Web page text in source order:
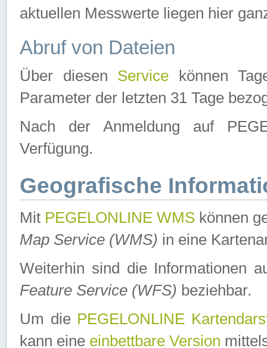
aktuellen Messwerte liegen hier
Abruf von Dateien
Über diesen Service können
Parameter der letzten 31 Tage
Nach der Anmeldung auf
Verfügung.
Geografische
Mit PEGELONLINE WMS können
Map Service (WMS) in eine
Weiterhin sind die Informationen
Feature Service (WFS) beziehbar.
Um die PEGELONLINE
kann eine einbettbare Version